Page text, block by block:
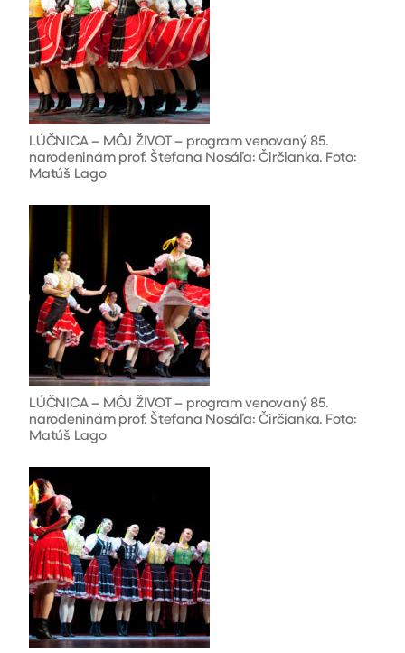
LÚČNICA – MÔJ ŽIVOT – program venovaný 85.
narodeninám prof. Štefana Nosáľa: Čirčianka. Foto:
Matúš Lago
LÚČNICA – MÔJ ŽIVOT – program venovaný 85.
narodeninám prof. Štefana Nosáľa: Čirčianka. Foto:
Matúš Lago